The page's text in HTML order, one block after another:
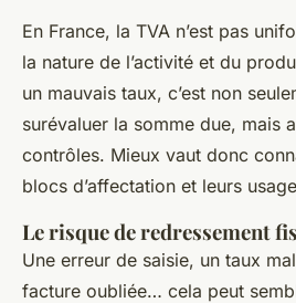
En France, la TVA n’est pas
la nature de l’activité et du
un mauvais taux, c’est non
surévaluer la somme due, mais
contrôles. Mieux vaut donc
blocs d’affectation et leurs
Le risque de redressement
Une erreur de saisie, un taux
facture oubliée… cela peut